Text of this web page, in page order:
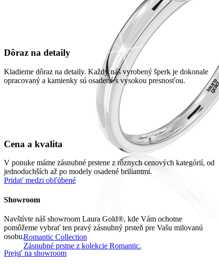
Romantic Collection
Zásnubné prstne z kolekcie Romantic.
Dôraz na detaily
Kladieme dôraz na detaily. Každý náš vyrobený šperk je dokonale
opracovaný a kamienky sú osadené s vysokou presnosťou.
Cena a kvalita
V ponuke máme zásnubné prstene z rôznych cenových kategórií, od
jednoduchších až po modely osadené briliantmi.
Pridať medzi obľúbené
Showroom
Navštívte náš showroom Laura Gold®, kde Vám ochotne
pomôžeme vybrať ten pravý zásnubný prsteň pre Vašu milovanú
osobu.
Prejsť na showroom